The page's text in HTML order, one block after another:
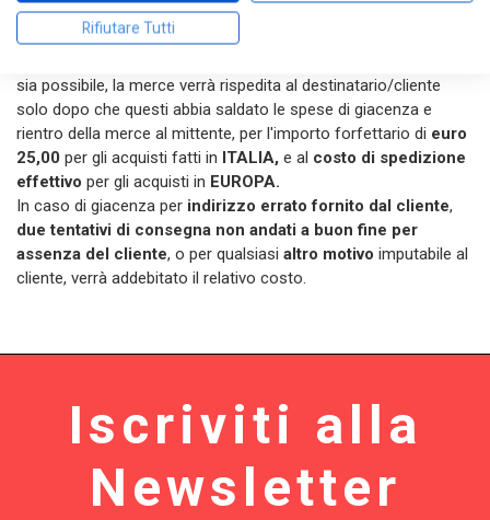
reiterata del destinatario, rifiuto della merce, indirizzo errato o
incompleto, e per tutti i casi di non curanza da parte del
sia possibile, la merce verrà rispedita al destinatario/cliente
solo dopo che questi abbia saldato le spese di giacenza e
rientro della merce al mittente, per l'importo forfettario di euro
25,00 per gli acquisti fatti in ITALIA, e al costo di spedizione
effettivo per gli acquisti in EUROPA.
In caso di giacenza per indirizzo errato fornito dal cliente,
due tentativi di consegna non andati a buon fine per
assenza del cliente, o per qualsiasi altro motivo imputabile al
cliente, verrà addebitato il relativo costo.
Iscriviti alla
Newsletter
Rifiutare Tutti